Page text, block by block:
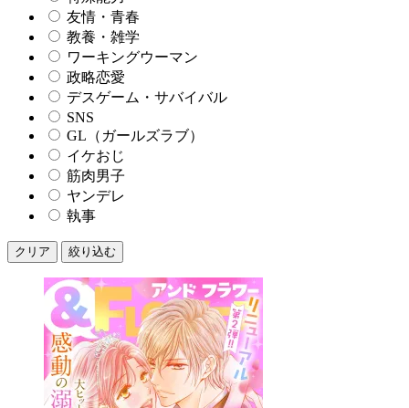
友情・青春
教養・雑学
ワーキングウーマン
政略恋愛
デスゲーム・サバイバル
SNS
GL（ガールズラブ）
イケおじ
筋肉男子
ヤンデレ
執事
クリア 絞り込む